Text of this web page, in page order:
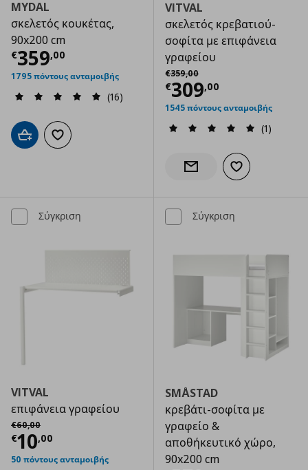
MYDAL
σκελετός κουκέτας,
90x200 cm
€359,00
Τρέχουσα τιμή € 359,00
1795 πόντους ανταμοιβής
(16)
Προσθήκη στο καλάθι
Προσθήκη στα αγαπημένα
VITVAL
σκελετός κρεβατιού-
σοφίτα με επιφάνεια
γραφείου
€359,00
Αρχική τιμή
€309,00
Τρέχουσα
1545 πόντους ανταμοιβής
(1)
Ενημέρωση διαθεσιμότητας
Προσθήκη στα
Σύγκριση
VITVAL
επιφάνεια γραφείου
€60,00
Αρχική τιμή
€10,00
Τρέχουσα τιμή € 10,00
50 πόντους ανταμοιβής
Σύγκριση
SMÅSTAD
κρεβάτι-σοφίτα με
γραφείο &
αποθήκευτικό χώρο,
90x200 cm